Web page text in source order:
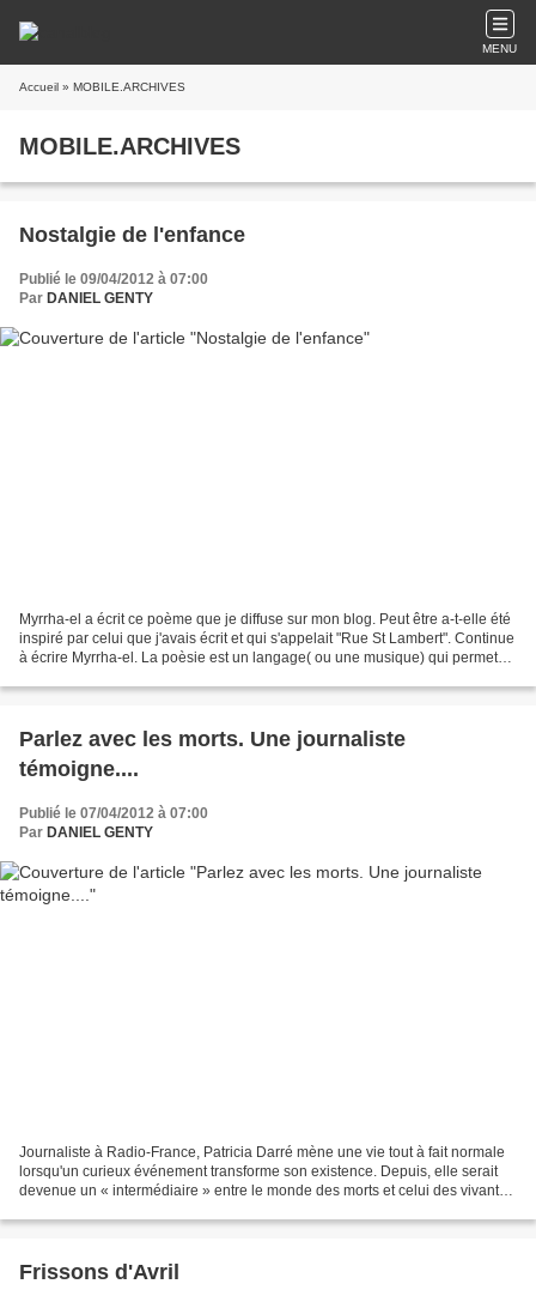
MENU
Accueil » MOBILE.ARCHIVES
MOBILE.ARCHIVES
Nostalgie de l'enfance
Publié le 09/04/2012 à 07:00
Par DANIEL GENTY
Myrrha-el a écrit ce poème que je diffuse sur mon blog. Peut être a-t-elle été
inspiré par celui que j'avais écrit et qui s'appelait "Rue St Lambert". Continue
à écrire Myrrha-el. La poèsie est un langage( ou une musique) qui permet
Parlez avec les morts. Une journaliste
témoigne....
Publié le 07/04/2012 à 07:00
Par DANIEL GENTY
Journaliste à Radio-France, Patricia Darré mène une vie tout à fait normale
lorsqu'un curieux événement transforme son existence. Depuis, elle serait
devenue un « intermédiaire » entre le monde des morts et celui des vivants.
Frissons d'Avril